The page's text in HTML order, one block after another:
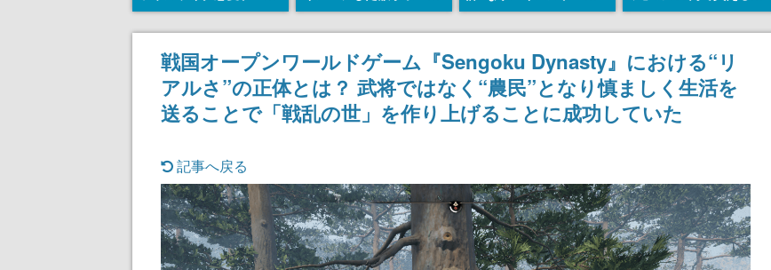
『小早川さんはソウルラ
イク』無料公開。返事に
失敗すると「YOU
DIED」
リールが予約開始。本体
にはシャアのパーソナル
マークやジオン公国軍の
エンブレム、型式番号な
どを配置
『Breathedge』が無料
で配布中。入手できる期
間は8月10日まで
格のセール中。1930年代
風のビジュアルが特徴的
なアクションゲームの初
期コンセプトやボスキャ
ラ、ステージのイラスト
も収録
戦国オープンワールドゲーム『Sengoku Dynasty』における“リ
アルさ”の正体とは？ 武将ではなく“農民”となり慎ましく生活を
送ることで「戦乱の世」を作り上げることに成功していた
記事へ戻る